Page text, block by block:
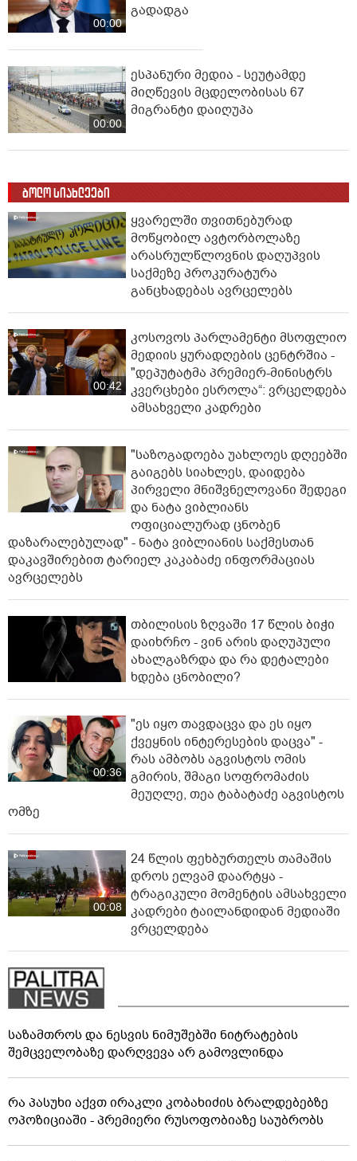
00:00
გადადგა
00:00
ესპანური მედია - სეუტამდე
მიღწევის მცდელობისას 67
მიგრანტი დაიღუპა
ბოლო სიახლეები
ყვარელში თვითნებურად
მოწყობილ ავტორბოლაზე
არასრულწლოვნის დაღუპვის
საქმეზე პროკურატურა
განცხადებას ავრცელებს
00:42
კოსოვოს პარლამენტი მსოფლიო
მედიის ყურადღების ცენტრშია -
"დეპუტატმა პრემიერ-მინისტრს
კვერცხები ესროლა“: ვრცელდება
ამსახველი კადრები
"საზოგადოება უახლოეს დღეებში
გაიგებს სიახლეს, დაიდება
პირველი მნიშვნელოვანი შედეგი
და ნატა ვიბლიანს
ოფიციალურად ცნობენ
დაზარალებულად" - ნატა ვიბლიანის საქმესთან
დაკავშირებით ტარიელ კაკაბაძე ინფორმაციას
ავრცელებს
თბილისის ზღვაში 17 წლის ბიჭი
დაიხრჩო - ვინ არის დაღუპული
ახალგაზრდა და რა დეტალები
ხდება ცნობილი?
00:36
"ეს იყო თავდაცვა და ეს იყო
ქვეყნის ინტერესების დაცვა" -
რას ამბობს აგვისტოს ომის
გმირის, შმაგი სოფრომაძის
მეუღლე, თეა ტაბატაძე აგვისტოს
ომზე
00:08
24 წლის ფეხბურთელს თამაშის
დროს ელვამ დაარტყა -
ტრაგიკული მომენტის ამსახველი
კადრები ტაილანდიდან მედიაში
ვრცელდება
საზამთროს და ნესვის ნიმუშებში ნიტრატების
შემცველობაზე დარღვევა არ გამოვლინდა
რა პასუხი აქვთ ირაკლი კობახიძის ბრალდებებზე
ოპოზიციაში - პრემიერი რუსოფობიაზე საუბრობს